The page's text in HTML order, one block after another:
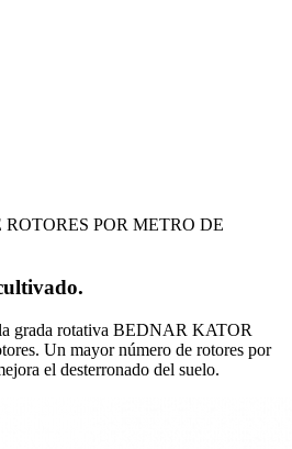
POR METRO DE
grada rotativa BEDNAR KATOR
Un mayor número de rotores por
el desterronado del suelo.